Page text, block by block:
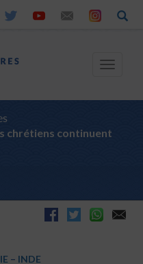
Toggle
chrétiens continuent
– INDE